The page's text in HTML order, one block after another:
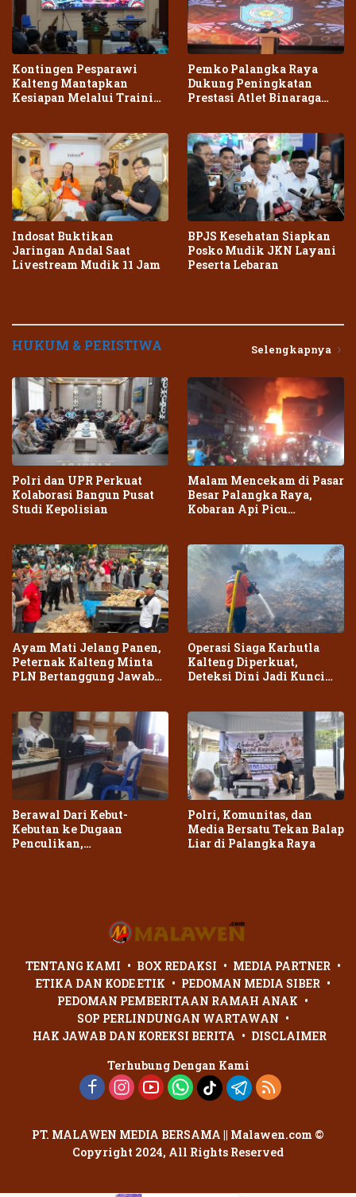
Kontingen Pesparawi
Kalteng Mantapkan
Kesiapan Melalui Training
Pemko Palangka Raya
Dukung Peningkatan
Prestasi Atlet Binaraga
Indosat Buktikan
Jaringan Andal Saat
Livestream Mudik 11 Jam
BPJS Kesehatan Siapkan
Posko Mudik JKN Layani
Peserta Lebaran
HUKUM & PERISTIWA Selengkapnya
Polri dan UPR Perkuat
Kolaborasi Bangun Pusat
Studi Kepolisian
Malam Mencekam di Pasar
Besar Palangka Raya,
Kobaran Api Picu
Ayam Mati Jelang Panen,
Peternak Kalteng Minta
PLN Bertanggung Jawab
Operasi Siaga Karhutla
Kalteng Diperkuat,
Deteksi Dini Jadi Kunci
Berawal Dari Kebut-
Kebutan ke Dugaan
Penculikan,
Polri, Komunitas, dan
Media Bersatu Tekan Balap
Liar di Palangka Raya
TENTANG KAMI BOX REDAKSI
MEDIA PARTNER
ETIKA DAN KODE ETIK
PEDOMAN MEDIA SIBER
PEDOMAN PEMBERITAAN RAMAH ANAK
SOP PERLINDUNGAN WARTAWAN
HAK JAWAB DAN KOREKSI BERITA
DISCLAIMER
Terhubung Dengan Kami
PT. MALAWEN MEDIA BERSAMA || Malawen.com ©
Copyright 2024, All Rights Reserved